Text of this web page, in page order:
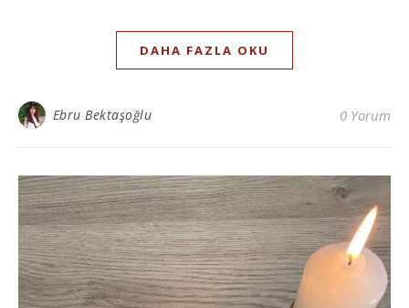
DAHA FAZLA OKU
Ebru Bektaşoğlu 0 Yorum